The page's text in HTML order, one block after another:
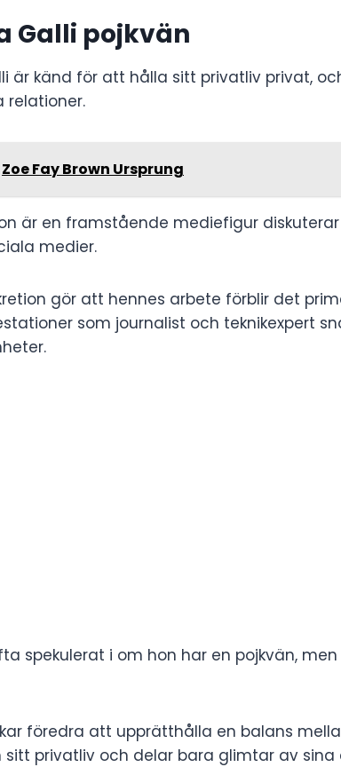
Galli pojkvän
är känd för att hålla sitt privatliv privat,
relationer.
Zoe Fay Brown Ursprung
är en framstående mediefigur
medier.
gör att hennes arbete förblir det
som journalist och teknikexpert
spekulerat i om hon har en pojkvän,
föredra att upprätthålla en balans
privatliv och delar bara glimtar av sina